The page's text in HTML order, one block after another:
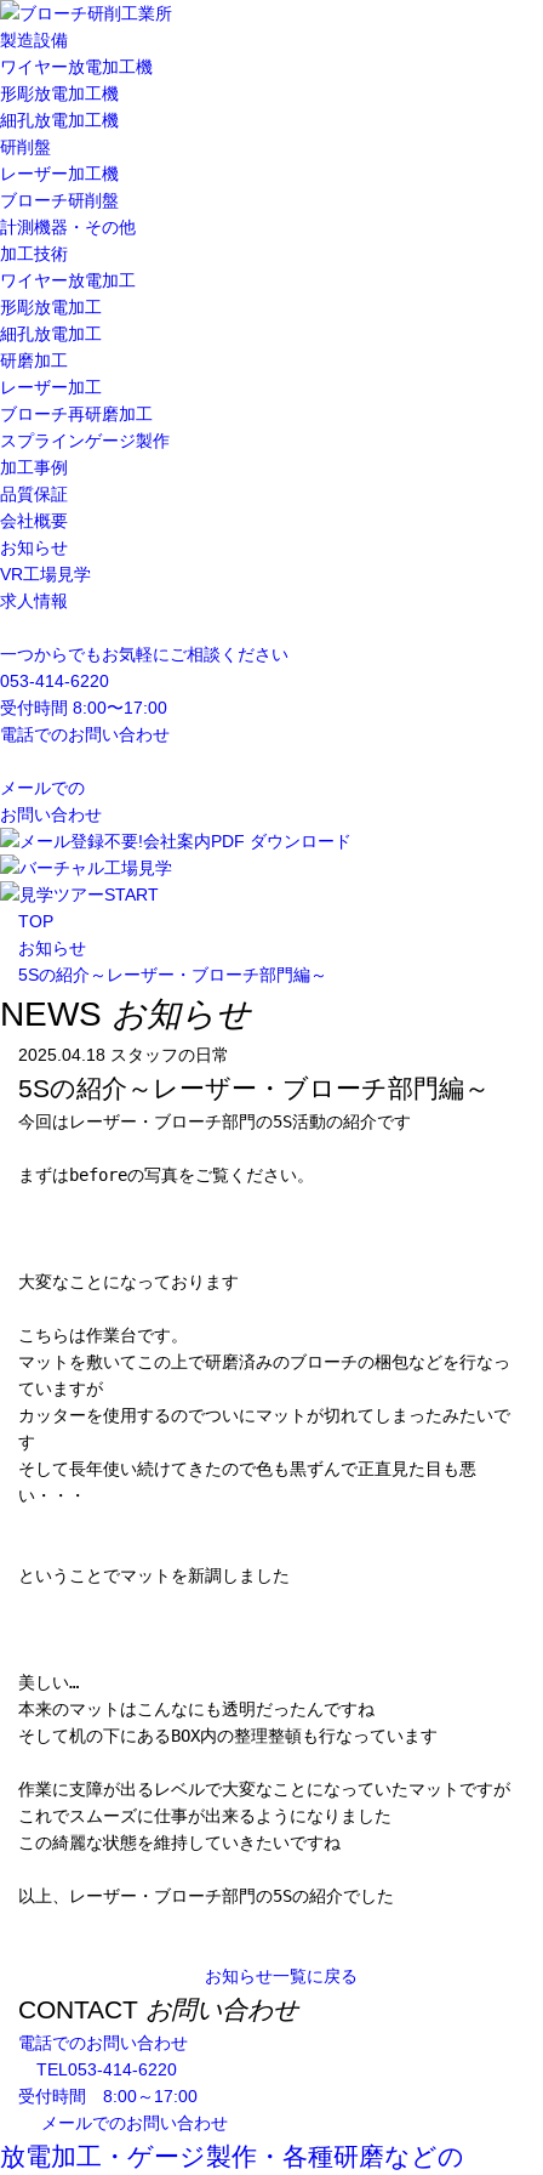
製造設備
ワイヤー放電加工機
形彫放電加工機
細孔放電加工機
研削盤
レーザー加工機
ブローチ研削盤
計測機器・その他
加工技術
ワイヤー放電加工
形彫放電加工
細孔放電加工
研磨加工
レーザー加工
ブローチ再研磨加工
スプラインゲージ製作
加工事例
品質保証
会社概要
お知らせ
VR工場見学
求人情報
一つからでもお気軽にご相談ください
053-414-6220
受付時間 8:00〜17:00
電話でのお問い合わせ
メールでの
お問い合わせ
TOP
お知らせ
5Sの紹介～レーザー・ブローチ部門編～
NEWS お知らせ
2025.04.18 スタッフの日常
5Sの紹介～レーザー・ブローチ部門編～
今回はレーザー・ブローチ部門の5S活動の紹介です
まずはbeforeの写真をご覧ください。
大変なことになっております
こちらは作業台です。
マットを敷いてこの上で研磨済みのブローチの梱包などを行なっ
ていますが
カッターを使用するのでついにマットが切れてしまったみたいで
す
そして長年使い続けてきたので色も黒ずんで正直見た目も悪
い・・・
ということでマットを新調しました
美しい…
本来のマットはこんなにも透明だったんですね
そして机の下にあるBOX内の整理整頓も行なっています
作業に支障が出るレベルで大変なことになっていたマットですが
これでスムーズに仕事が出来るようになりました
この綺麗な状態を維持していきたいですね
以上、レーザー・ブローチ部門の5Sの紹介でした
お知らせ一覧に戻る
CONTACT お問い合わせ
電話でのお問い合わせ
TEL 053-414-6220
受付時間 8:00～17:00
メールでのお問い合わせ
放電加工・ゲージ製作・各種研磨などの